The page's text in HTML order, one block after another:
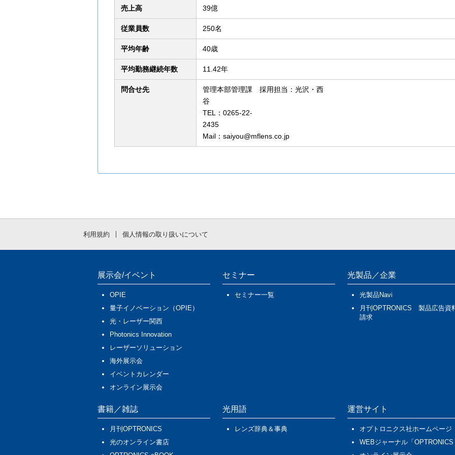
売上高 39億
従業員数 250名
平均年齢 40歳
平均勤務継続年数 11.42年
問合せ先
管理本部管理課 採用担当：光沢・西
TEL：0265-22-
Mail：saiyou@mflens.co.jp
利用規約 個人情報の取り扱いについて